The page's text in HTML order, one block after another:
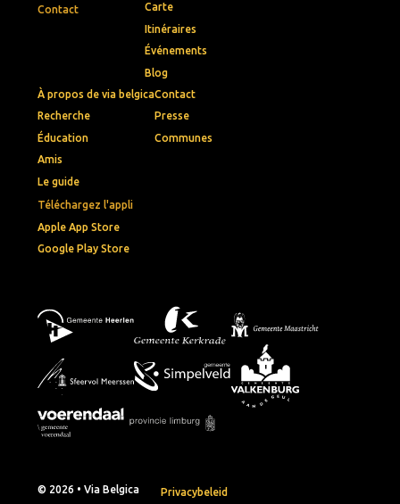
Contact
Téléchargez l'appli
Apple App Store
Google Play Store
Carte
Itinéraires
Événements
Blog
À propos de via belgica
Recherche
Éducation
Amis
Le guide
Contact
Presse
Communes
© 2026 • Via Belgica Privacybeleid